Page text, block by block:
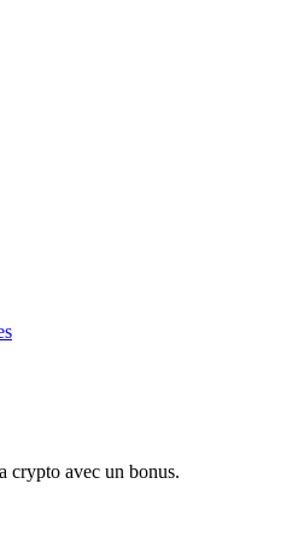
crypto avec un bonus.